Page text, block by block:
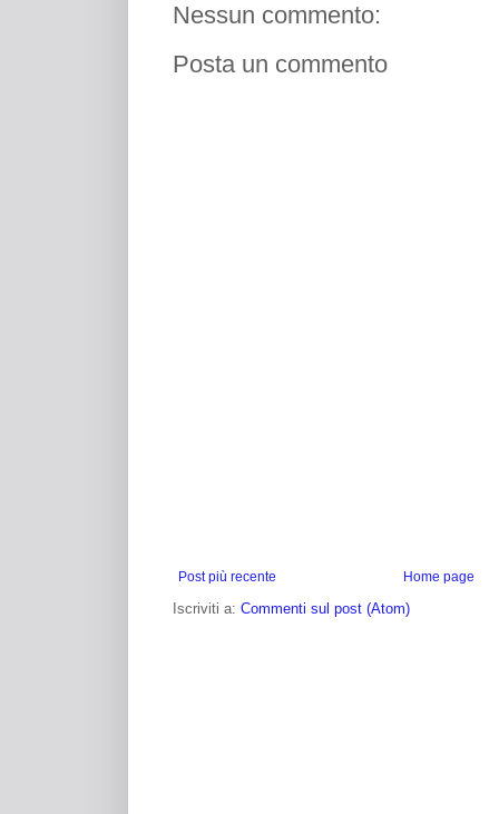
Nessun commento:
Posta un commento
Post più recente Home page
Iscriviti a: Commenti sul post (Atom)